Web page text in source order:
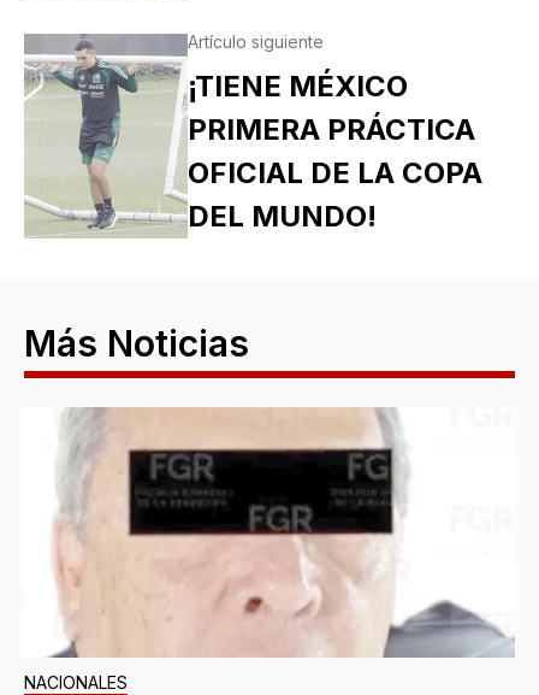
Artículo siguiente
¡TIENE MÉXICO
PRIMERA PRÁCTICA
OFICIAL DE LA COPA
DEL MUNDO!
Más Noticias
NACIONALES